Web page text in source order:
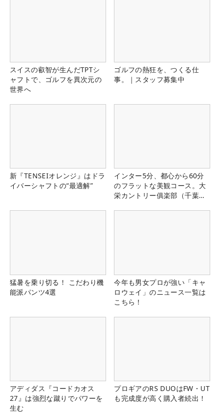
スイスの叡智が生んだTPTシ
ャフトで、ゴルフを異次元の
世界へ
ゴルフの熱狂を、つくる仕
事。｜スタッフ募集中
新『TENSEIオレンジ』はドラ
イバーシャフトの“最適解”
インター5分、都心から60分
のフラットな美観コース。大
栄カントリー俱楽部（千葉
猛暑を乗り切る！ こだわり機
能派パンツ4選
今年も男女プロが強い「キャ
ロウェイ」のニュース一覧は
こちら！
アディダス『コードカオス
27』は強烈な蹴りでパワーを
生む
プロギアのRS DUOはFW・UT
も完成度が高く購入者続出！